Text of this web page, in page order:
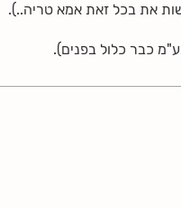
את בכל זאת אמא טריה..).